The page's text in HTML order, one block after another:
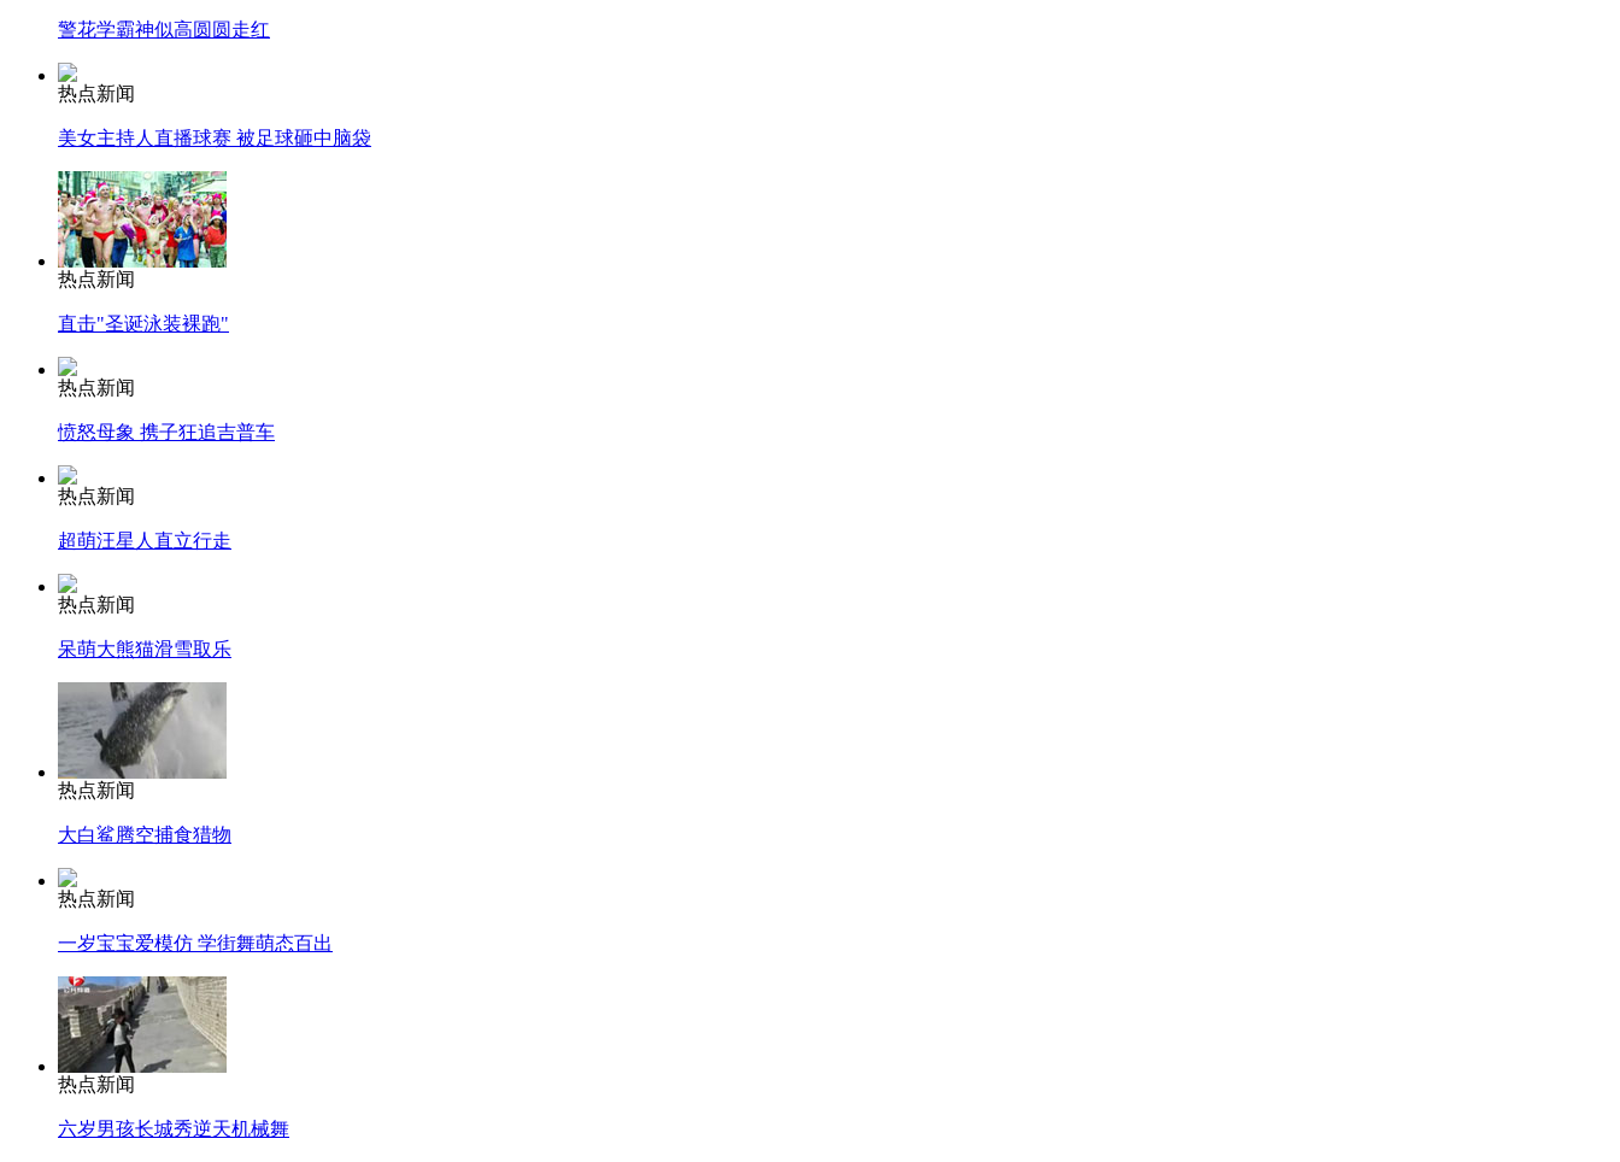
司机酒驾遇交警 急速倒车逃窜
警花学霸神似高圆圆走红
热点新闻
美女主持人直播球赛 被足球砸中脑袋
热点新闻
直击"圣诞泳装裸跑"
热点新闻
愤怒母象 携子狂追吉普车
热点新闻
超萌汪星人直立行走
热点新闻
呆萌大熊猫滑雪取乐
热点新闻
大白鲨腾空捕食猎物
热点新闻
一岁宝宝爱模仿 学街舞萌态百出
热点新闻
六岁男孩长城秀逆天机械舞